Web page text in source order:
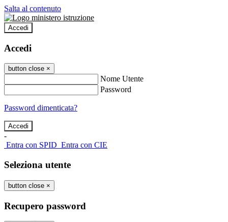
Salta al contenuto
Accedi
Accedi
button close ×
Nome Utente
Password
Password dimenticata?
-
Entra con SPID Entra con CIE
Seleziona utente
button close ×
Recupero password